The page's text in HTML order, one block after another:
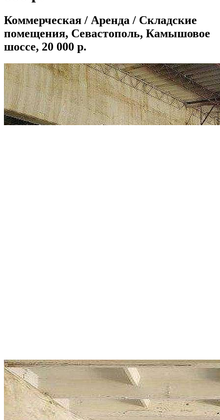
Коммерческая / Аренда / Складские
помещения, Севастополь, Камышовое
шоссе, 20 000 р.